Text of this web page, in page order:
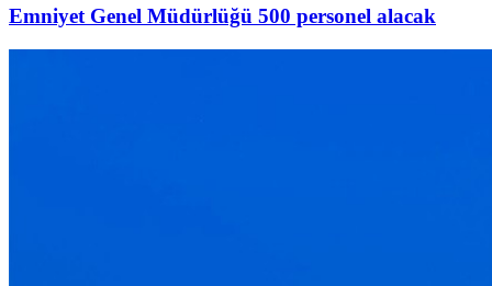
Emniyet Genel Müdürlüğü 500 personel alacak